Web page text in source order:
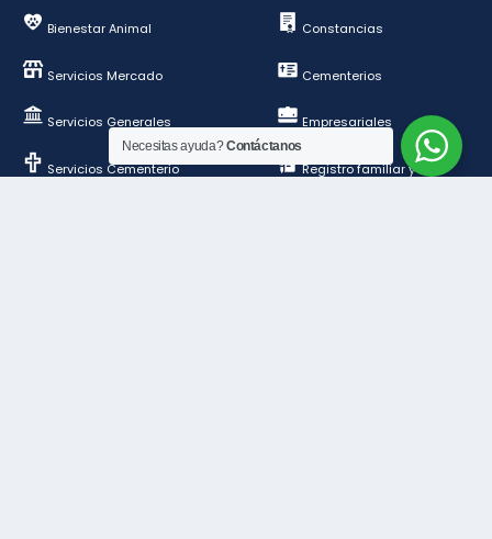
Bienestar Animal
Servicios Mercado
Servicios Generales
Servicios Cementerio
Constancias
Cementerios
Empresariales
Registro familiar y de
Necesitas ayuda?Contáctanos